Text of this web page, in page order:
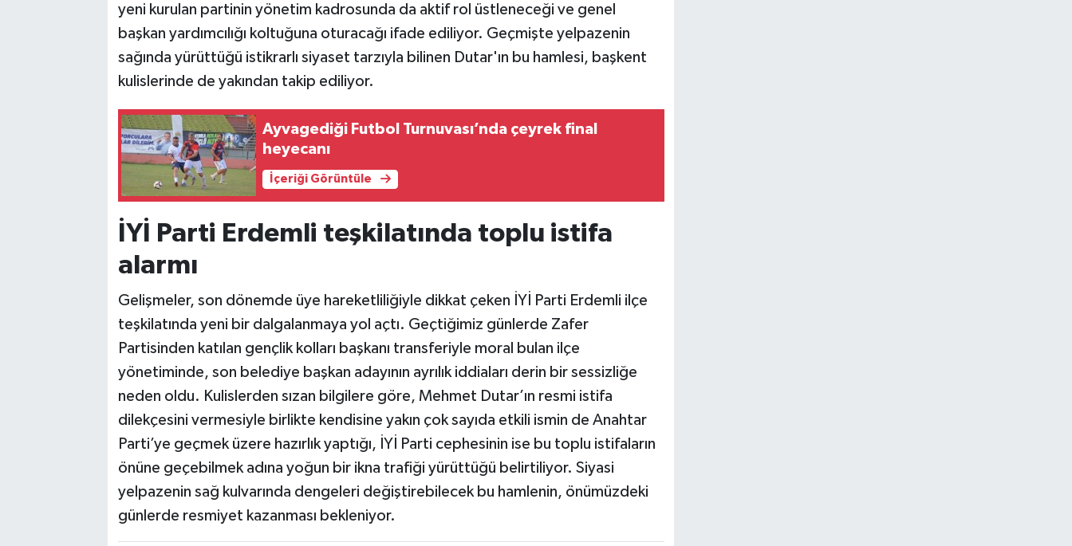
yeni kurulan partinin yönetim kadrosunda da aktif rol üstleneceği ve genel
başkan yardımcılığı koltuğuna oturacağı ifade ediliyor. Geçmişte yelpazenin
sağında yürüttüğü istikrarlı siyaset tarzıyla bilinen Dutar'ın bu hamlesi, başkent
kulislerinde de yakından takip ediliyor.
Ayvagediği Futbol Turnuvası’nda çeyrek final
heyecanı
İçeriği Görüntüle
İYİ Parti Erdemli teşkilatında toplu istifa
alarmı
Gelişmeler, son dönemde üye hareketliliğiyle dikkat çeken İYİ Parti Erdemli ilçe
teşkilatında yeni bir dalgalanmaya yol açtı. Geçtiğimiz günlerde Zafer
Partisinden katılan gençlik kolları başkanı transferiyle moral bulan ilçe
yönetiminde, son belediye başkan adayının ayrılık iddiaları derin bir sessizliğe
neden oldu. Kulislerden sızan bilgilere göre, Mehmet Dutar’ın resmi istifa
dilekçesini vermesiyle birlikte kendisine yakın çok sayıda etkili ismin de Anahtar
Parti’ye geçmek üzere hazırlık yaptığı, İYİ Parti cephesinin ise bu toplu istifaların
önüne geçebilmek adına yoğun bir ikna trafiği yürüttüğü belirtiliyor. Siyasi
yelpazenin sağ kulvarında dengeleri değiştirebilecek bu hamlenin, önümüzdeki
günlerde resmiyet kazanması bekleniyor.